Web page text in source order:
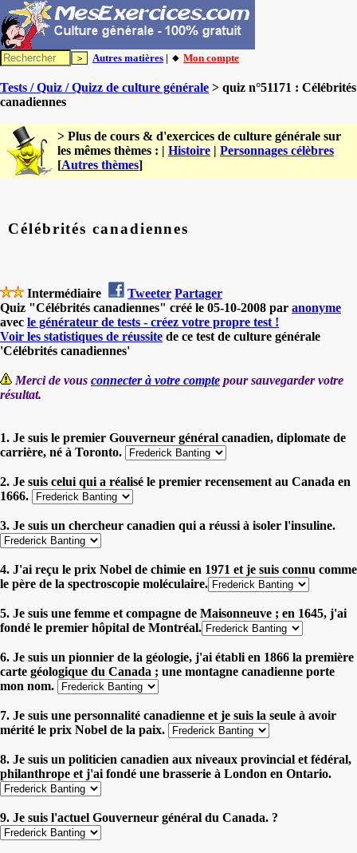
Autres matières | 🔸 Mon compte
Tests / Quiz / Quizz de culture générale > quiz n°51171 : Célébrités
canadiennes
> Plus de cours & d'exercices de culture générale sur
les mêmes thèmes : | Histoire | Personnages célèbres
[Autres thèmes]
Célébrités canadiennes
Intermédiaire Tweeter Partager
Quiz "Célébrités canadiennes" créé le 05-10-2008 par anonyme
avec le générateur de tests - créez votre propre test !
Voir les statistiques de réussite de ce test de culture générale
'Célébrités canadiennes'
Merci de vous connecter à votre compte pour sauvegarder votre
résultat.
1. Je suis le premier Gouverneur général canadien, diplomate de
carrière, né à Toronto.
2. Je suis celui qui a réalisé le premier recensement au Canada en
1666.
3. Je suis un chercheur canadien qui a réussi à isoler l'insuline.
4. J'ai reçu le prix Nobel de chimie en 1971 et je suis connu comme
le père de la spectroscopie moléculaire.
5. Je suis une femme et compagne de Maisonneuve ; en 1645, j'ai
fondé le premier hôpital de Montréal.
6. Je suis un pionnier de la géologie, j'ai établi en 1866 la première
carte géologique du Canada ; une montagne canadienne porte
mon nom.
7. Je suis une personnalité canadienne et je suis la seule à avoir
mérité le prix Nobel de la paix.
8. Je suis un politicien canadien aux niveaux provincial et fédéral,
philanthrope et j'ai fondé une brasserie à London en Ontario.
9. Je suis l'actuel Gouverneur général du Canada. ?